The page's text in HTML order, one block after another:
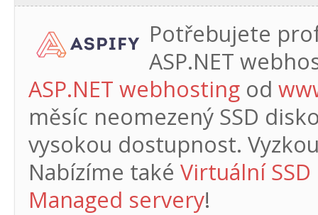
Potřebujete
ASP.NET
ASP.NET webhosting od
měsíc neomezený SSD
vysokou dostupnost.
Nabízíme také Virtuální
Managed servery!